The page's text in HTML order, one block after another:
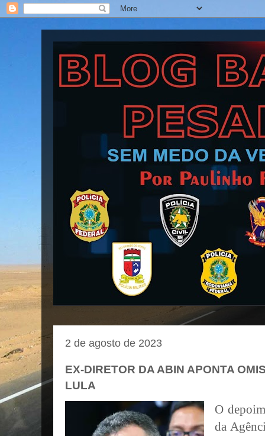
Blog Barra Pesada
2 de agosto de 2023
EX-DIRETOR DA ABIN APONTA
LULA
O
da